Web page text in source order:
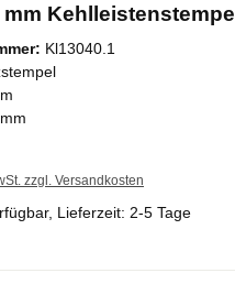
mm Kehlleistenstempel
Kl13040.1
zzgl. Versandkosten
Lieferzeit: 2-5 Tage